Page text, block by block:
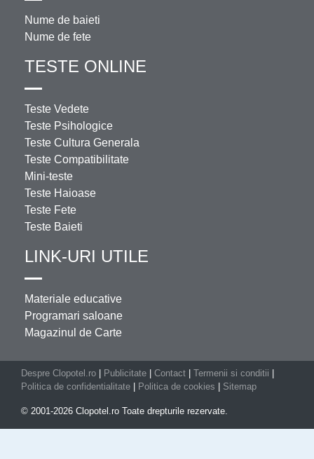
Nume de baieti
Nume de fete
TESTE ONLINE
Teste Vedete
Teste Psihologice
Teste Cultura Generala
Teste Compatibilitate
Mini-teste
Teste Haioase
Teste Fete
Teste Baieti
LINK-URI UTILE
Materiale educative
Programari saloane
Magazinul de Carte
Despre Clopotel.ro Publicitate Contact Termenii si conditii
Politica de confidentialitate
Politica de cookies Sitemap
© 2001-2026 Clopotel.ro Toate drepturile rezervate.